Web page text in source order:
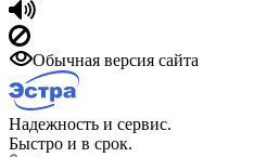
Обычная версия сайта
Надежность и сервис.
Быстро и в срок.